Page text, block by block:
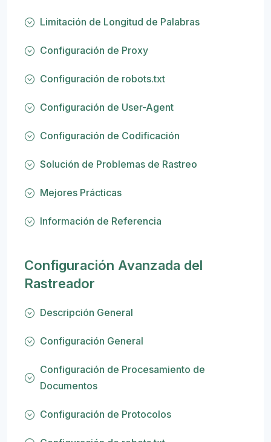
Limitación de Longitud de Palabras
Configuración de Proxy
Configuración de robots.txt
Configuración de User-Agent
Configuración de Codificación
Solución de Problemas de Rastreo
Mejores Prácticas
Información de Referencia
Configuración Avanzada del
Rastreador
Descripción General
Configuración General
Configuración de Procesamiento de
Documentos
Configuración de Protocolos